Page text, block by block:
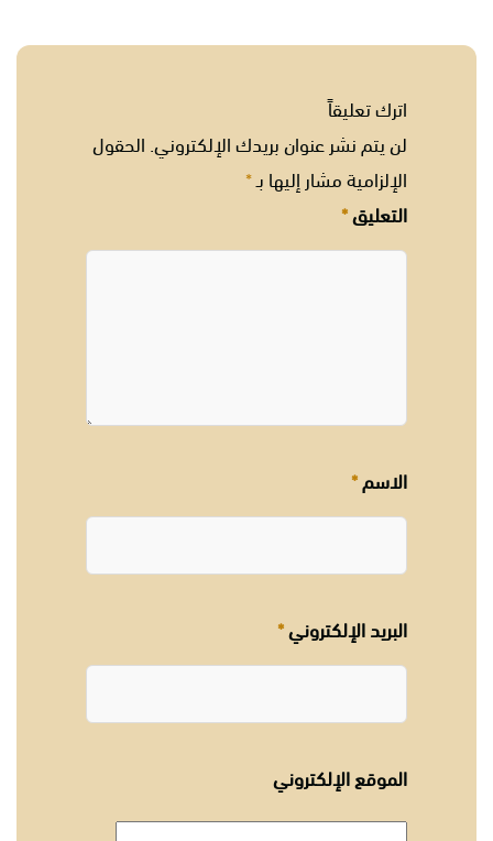
اترك تعليقاً
لن يتم نشر عنوان بريدك الإلكتروني. الحقول
الإلزامية مشار إليها بـ*
التعليق*
الاسم*
البريد الإلكتروني*
الموقع الإلكتروني